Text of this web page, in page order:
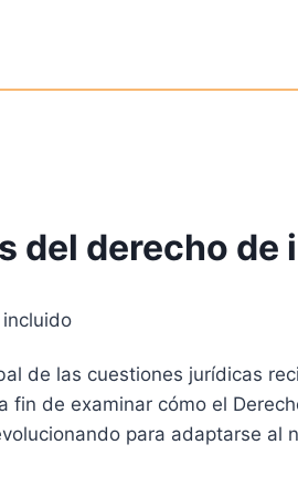
del derecho de
incluido
de las cuestiones jurídicas
fin de examinar cómo el
para adaptarse al